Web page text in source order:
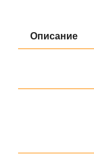
Описание